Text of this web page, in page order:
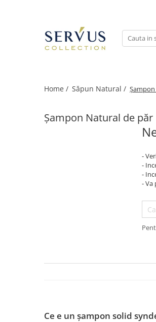
Home / Săpun Natural /
Șampon Natural de păr
-
-
-
- Va
Ce e un șampon solid